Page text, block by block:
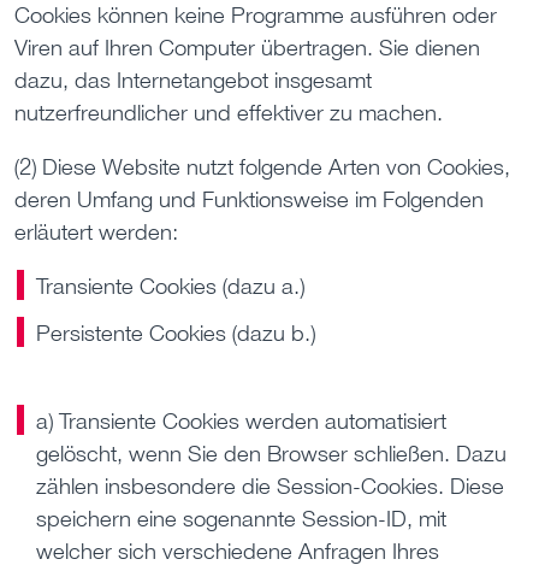
Cookies können keine Programme ausführen oder
Viren auf Ihren Computer übertragen. Sie dienen
dazu, das Internetangebot insgesamt
nutzerfreundlicher und effektiver zu machen.
(2) Diese Website nutzt folgende Arten von Cookies,
deren Umfang und Funktionsweise im Folgenden
erläutert werden:
Transiente Cookies (dazu a.)
Persistente Cookies (dazu b.)
a) Transiente Cookies werden automatisiert
gelöscht, wenn Sie den Browser schließen. Dazu
zählen insbesondere die Session-Cookies. Diese
speichern eine sogenannte Session-ID, mit
welcher sich verschiedene Anfragen Ihres